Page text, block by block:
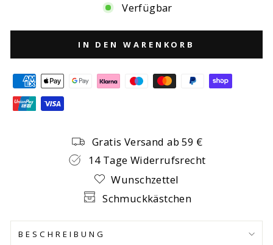
Verfügbar
IN DEN WARENKORB
Gratis Versand ab 59 €
14 Tage Widerrufsrecht
Wunschzettel
Schmuckkästchen
BESCHREIBUNG